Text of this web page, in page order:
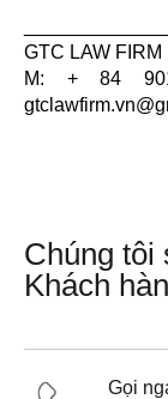
GTC LAW FIRM |
M: + 84
Chúng tôi
Khách
Gọi